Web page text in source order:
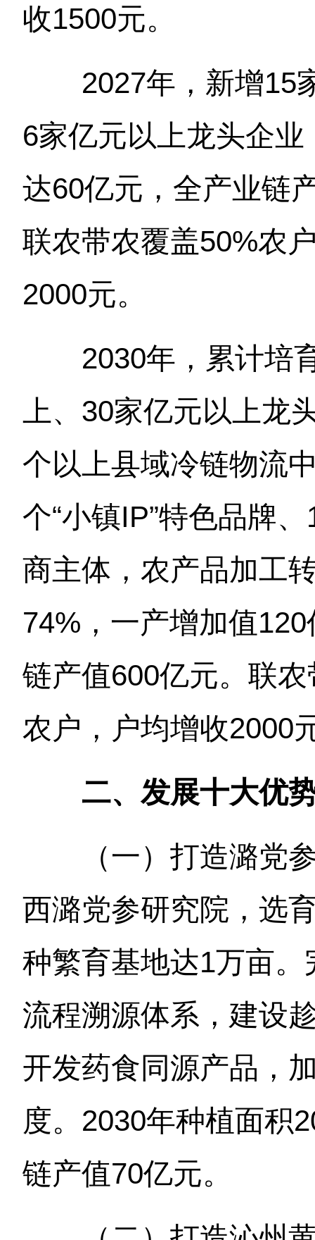
收1500元。
2027年，新增15
6家亿元以上龙头企
达60亿元，全产业链
联农带农覆盖50%农
2000元。
2030年，累计培
上、30家亿元以上龙
个以上县域冷链物流
个“小镇IP”特色品牌
商主体，农产品加工
74%，一产增加值
链产值600亿元。联
农户，户均增收2000
二、发展十大优
（一）打造潞党
西潞党参研究院，选
种繁育基地达1万亩。
流程溯源体系，建设
开发药食同源产品，
度。2030年种植面积
链产值70亿元。